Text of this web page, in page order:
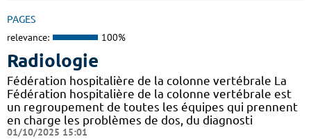
PAGES
relevance: 100%
Radiologie
Fédération hospitalière de la colonne vertébrale La
Fédération hospitalière de la colonne vertébrale est
un regroupement de toutes les équipes qui prennent
en charge les problèmes de dos, du diagnosti
01/10/2025 15:01